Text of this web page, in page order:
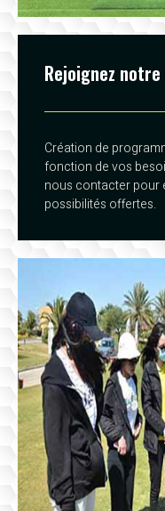
Rejoignez
Création de
fonction de vos
nous contacter pour
possibilités offertes.